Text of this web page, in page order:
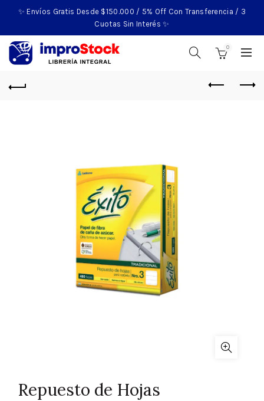
✨ Envíos Gratis Desde $150.000 / 5% Off Con Transferencia / 3
Cuotas Sin Interés ✨
0
Repuesto de Hojas